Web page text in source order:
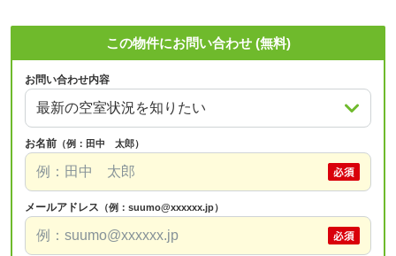
この物件にお問い合わせ (無料)
お問い合わせ内容
お名前 （例：田中 太郎）
メールアドレス （例：suumo@xxxxxx.jp）